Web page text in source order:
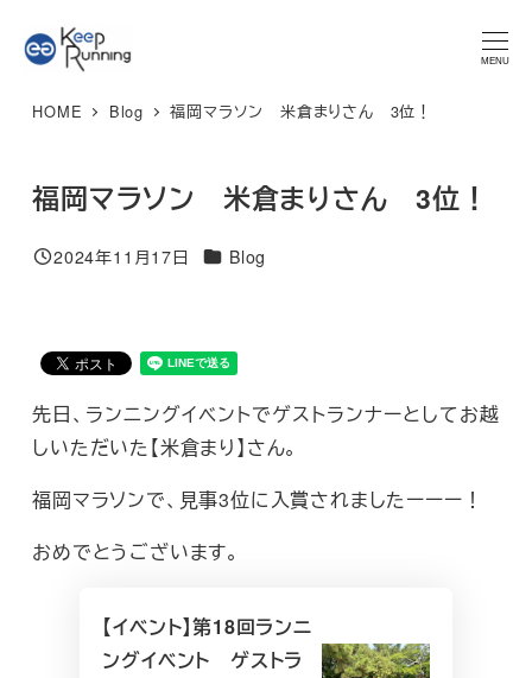
イ
MENU
★マラソンプラン 体験レッスン★ 特別限定価格 3,300円 → ご
予約はこちら
HOME Blog 福岡マラソン 米倉まりさん 3位！
福岡マラソン 米倉まりさん 3位！
投稿日
2024年11月17日 カテゴリー
Blog
先日、ランニングイベントでゲストランナーとしてお越
しいただいた【米倉まり】さん。
福岡マラソンで、見事3位に入賞されましたーーー！
おめでとうございます。
【イベント】第18回ランニ
ングイベント ゲストラ